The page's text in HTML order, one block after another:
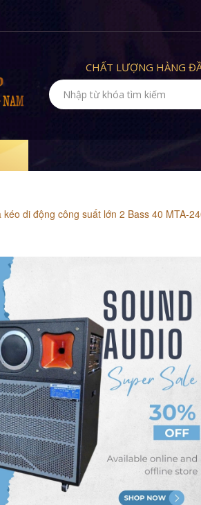
CHẤT LƯỢNG HÀNG
kéo di động công suất lớn 2 Bass 40 MTA-